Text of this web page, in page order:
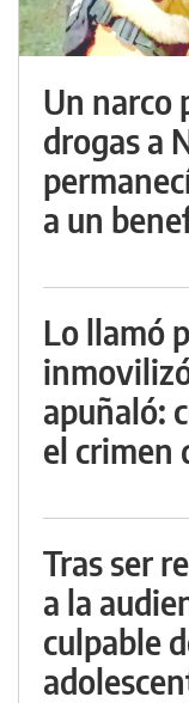
Un narco
drogas a
a un
Lo llamó
apuñaló:
el crimen
Tras ser
a la
culpable